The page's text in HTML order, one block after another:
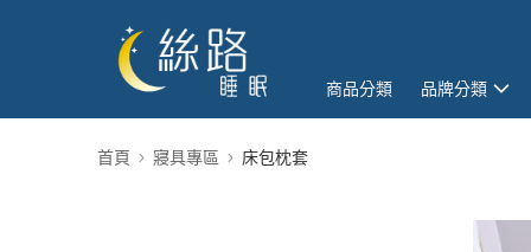
商品分類 品牌分類
首頁 寢具專區 床包枕套